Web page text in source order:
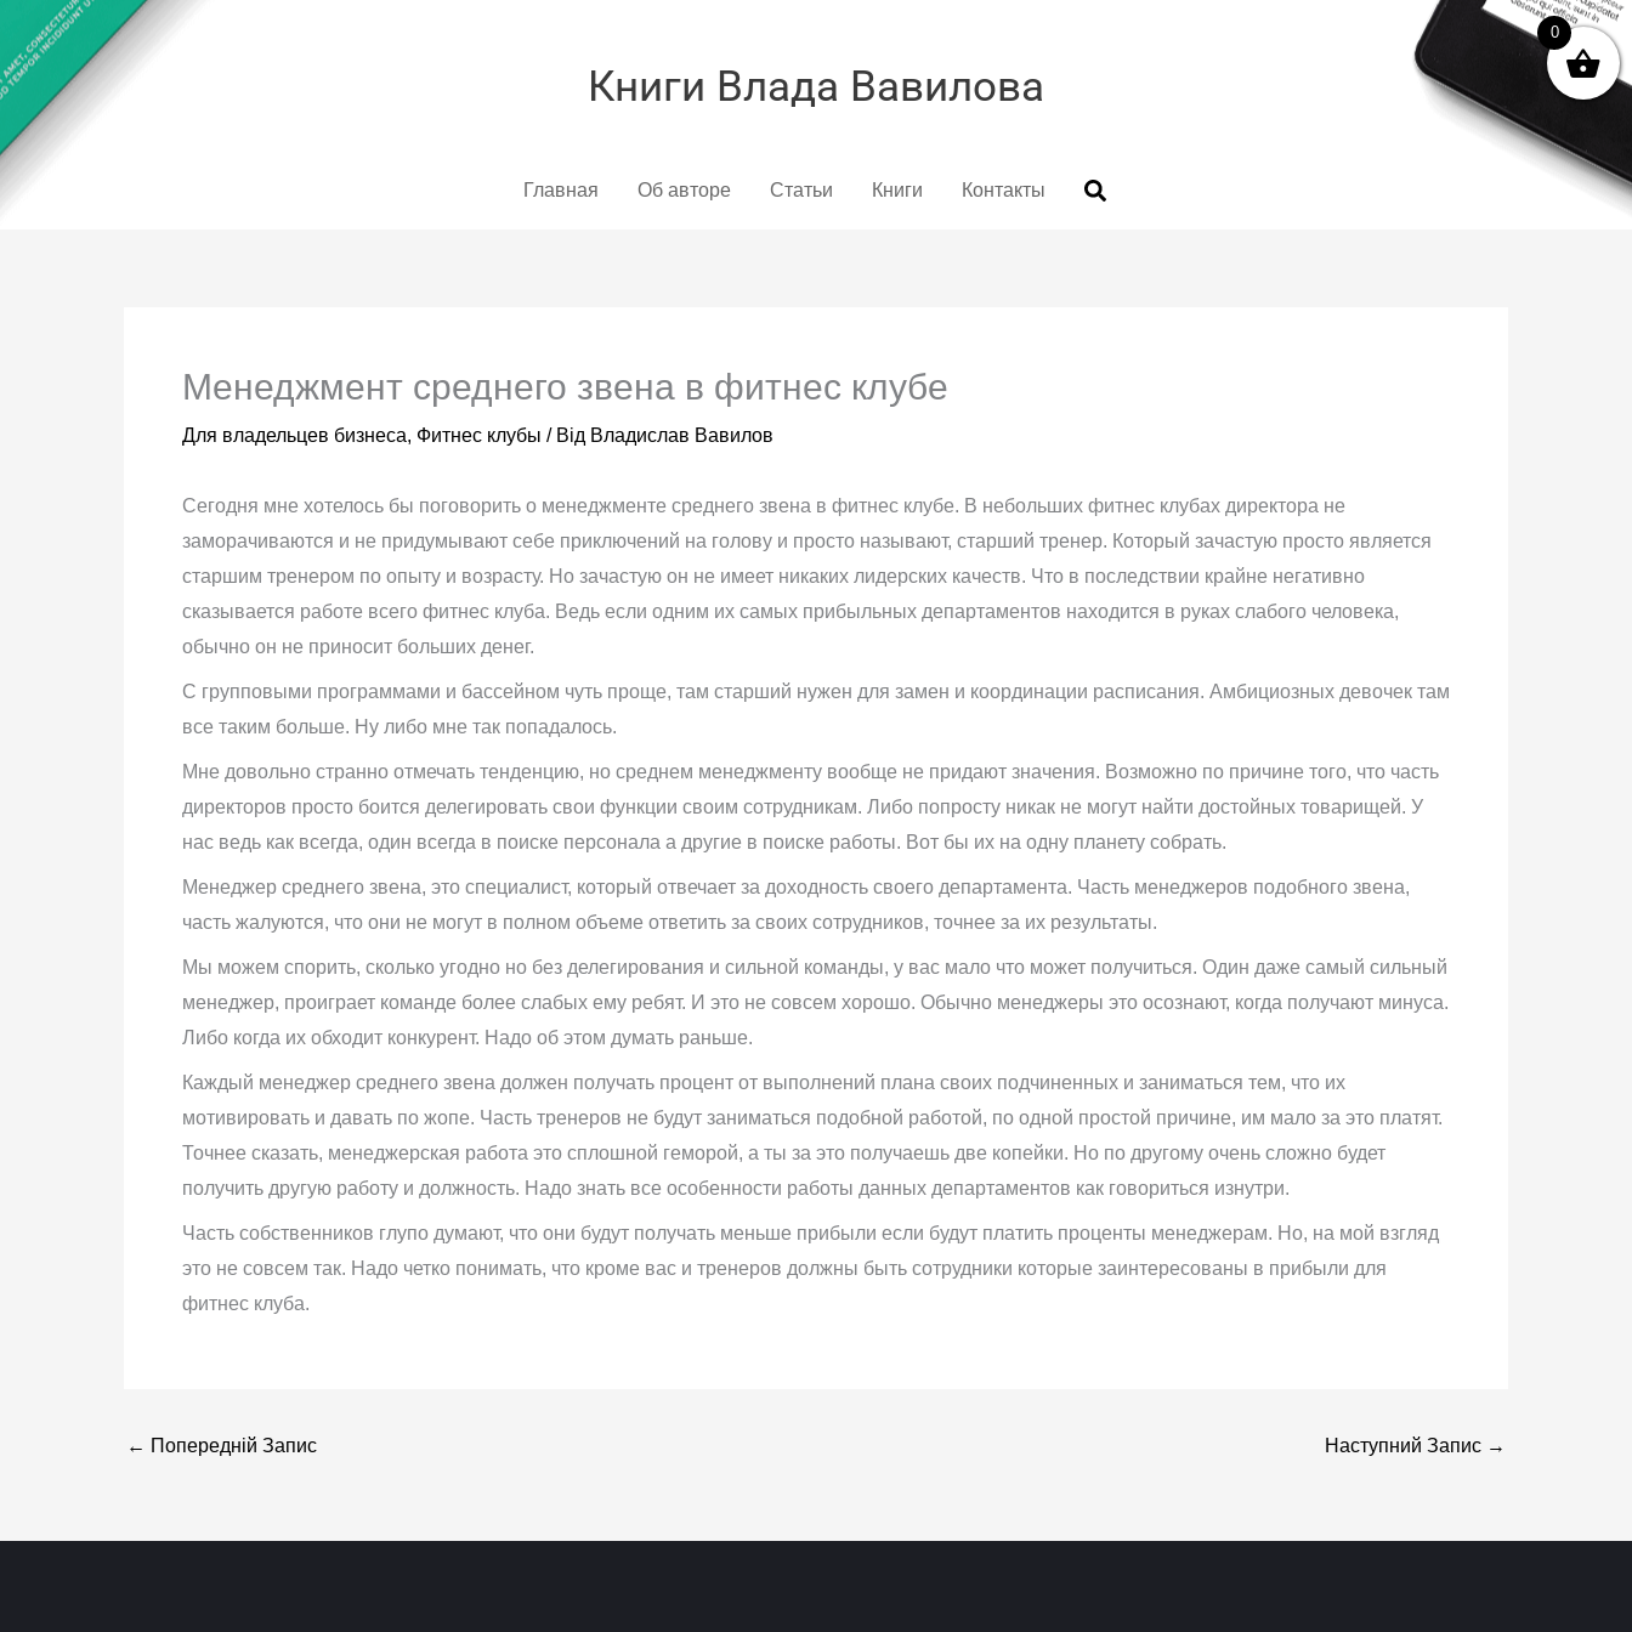
Перейти
до
вмісту
Книги Влада Вавилова
Главная Об авторе Статьи Книги Контакты
Менеджмент среднего звена в фитнес клубе
Для владельцев бизнеса, Фитнес клубы / Від Владислав Вавилов
Сегодня мне хотелось бы поговорить о менеджменте среднего звена в фитнес клубе. В небольших фитнес клубах директора не
заморачиваются и не придумывают себе приключений на голову и просто называют, старший тренер. Который зачастую просто является
старшим тренером по опыту и возрасту. Но зачастую он не имеет никаких лидерских качеств. Что в последствии крайне негативно
сказывается работе всего фитнес клуба. Ведь если одним их самых прибыльных департаментов находится в руках слабого человека,
обычно он не приносит больших денег.
С групповыми программами и бассейном чуть проще, там старший нужен для замен и координации расписания. Амбициозных девочек там
все таким больше. Ну либо мне так попадалось.
Мне довольно странно отмечать тенденцию, но среднем менеджменту вообще не придают значения. Возможно по причине того, что часть
директоров просто боится делегировать свои функции своим сотрудникам. Либо попросту никак не могут найти достойных товарищей. У
нас ведь как всегда, один всегда в поиске персонала а другие в поиске работы. Вот бы их на одну планету собрать.
Менеджер среднего звена, это специалист, который отвечает за доходность своего департамента. Часть менеджеров подобного звена,
часть жалуются, что они не могут в полном объеме ответить за своих сотрудников, точнее за их результаты.
Мы можем спорить, сколько угодно но без делегирования и сильной команды, у вас мало что может получиться. Один даже самый сильный
менеджер, проиграет команде более слабых ему ребят. И это не совсем хорошо. Обычно менеджеры это осознают, когда получают минуса.
Либо когда их обходит конкурент. Надо об этом думать раньше.
Каждый менеджер среднего звена должен получать процент от выполнений плана своих подчиненных и заниматься тем, что их
мотивировать и давать по жопе. Часть тренеров не будут заниматься подобной работой, по одной простой причине, им мало за это платят.
Точнее сказать, менеджерская работа это сплошной геморой, а ты за это получаешь две копейки. Но по другому очень сложно будет
получить другую работу и должность. Надо знать все особенности работы данных департаментов как говориться изнутри.
Часть собственников глупо думают, что они будут получать меньше прибыли если будут платить проценты менеджерам. Но, на мой взгляд
это не совсем так. Надо четко понимать, что кроме вас и тренеров должны быть сотрудники которые заинтересованы в прибыли для
фитнес клуба.
← Попередній Запис Наступний Запис →
0